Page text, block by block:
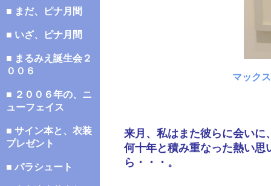
■ まだ、ピナ月間
■ いざ、ピナ月間
■ まるみえ誕生会２
００６
■ ２００６年の、ニ
ューフェイス
■ サイン本と、衣装
プレゼント
■ パラシュート
マック
来月、私はまた彼らに会いに
何十年と積み重なった熱い思
ら・・・。